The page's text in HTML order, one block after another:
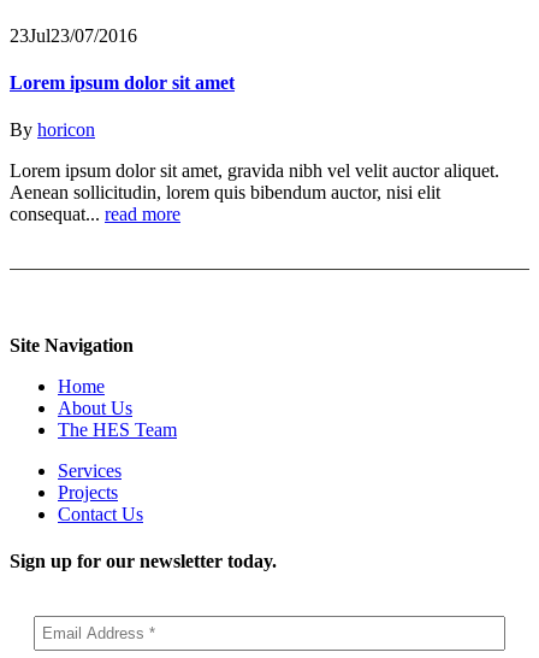
23Jul23/07/2016
Lorem ipsum dolor sit amet
By horicon
Lorem ipsum dolor sit amet, gravida nibh vel velit auctor aliquet.
Aenean sollicitudin, lorem quis bibendum auctor, nisi elit
consequat... read more
Site Navigation
Home
About Us
The HES Team
Services
Projects
Contact Us
Sign up for our newsletter today.